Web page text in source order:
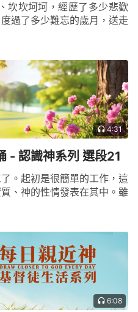
坎坷坷，經歷了多少悲歡
過了多少難忘的歲月，送走
4:31
- 認識神系列 選段21
。起初是很簡單的工作，這
、神的性情發表在其中。雖
6:08